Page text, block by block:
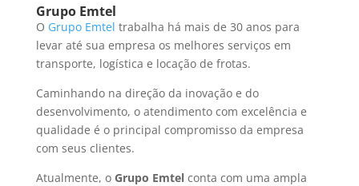
Grupo Emtel
O Grupo Emtel trabalha há mais de 30 anos para
levar até sua empresa os melhores serviços em
transporte, logística e locação de frotas.
Caminhando na direção da inovação e do
desenvolvimento, o atendimento com excelência e
qualidade é o principal compromisso da empresa
com seus clientes.
Atualmente, o Grupo Emtelconta com uma ampla